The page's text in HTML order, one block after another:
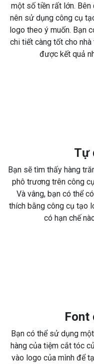
một số tiền rất lớn. Bên
nên sử dụng công cụ
logo theo ý muốn. Bạn
chi tiết càng tốt cho
được kết quả
Tự
Bạn sẽ tìm thấy hàng
phô trương trên công
Và vâng, bạn có thể
thích bằng công cụ tạo
có hạn chế
Font
Bạn có thể sử dụng
hàng của tiệm cắt tóc
vào logo của mình để